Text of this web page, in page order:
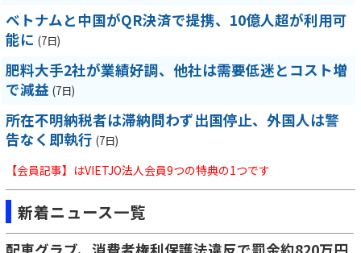
ベトナムと中国がQR決済で提携、10億人超が利用可
能に (7日)
肥料大手2社が業績好調、他社は需要低迷とコスト増
で減益 (7日)
所在不明納税者は滞納問わず出国停止、外国人は警
告なく即執行 (7日)
【会員記事】はVIETJO法人会員9つの特典の1つです
新着ニュース一覧